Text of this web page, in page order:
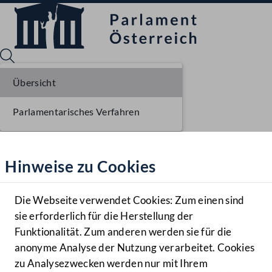
Hilfe
Benutzer
Navigationsmenü öffnen
MENÜ
Hinweise zu Cookies
Die Webseite verwendet Cookies: Zum einen sind
sie erforderlich für die Herstellung der
Funktionalität. Zum anderen werden sie für die
anonyme Analyse der Nutzung verarbeitet. Cookies
zu Analysezwecken werden nur mit Ihrem
Übersicht
Parlamentarisches Verfahren